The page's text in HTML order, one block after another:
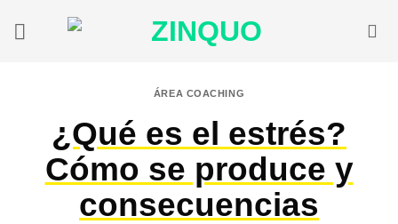
ÁREA COACHING
¿Qué es el estrés?
Cómo se produce y
consecuencias